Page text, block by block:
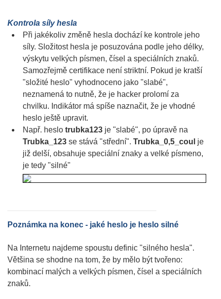
Kontrola síly hesla
Při jakékoliv změně hesla dochází ke kontrole jeho
síly. Složitost hesla je posuzována podle jeho délky,
výskytu velkých písmen, čísel a speciálních znaků.
Samozřejmě certifikace není striktní. Pokud je kratší
"složité heslo" vyhodnoceno jako "slabé",
neznamená to nutně, že je hacker prolomí za
chvilku. Indikátor má spíše naznačit, že je vhodné
heslo ještě upravit.
Např. heslotrubka123 je "slabé", po úpravě na
Trubka_123 se stává "střední".Trubka_0,5_coul je
již delší, obsahuje speciální znaky a velké písmeno,
je tedy "silné"
Poznámka na konec - jaké heslo je heslo silné
Na Internetu najdeme spoustu definic "silného hesla".
Většina se shodne na tom, že by mělo být tvořeno:
kombinací malých a velkých písmen, čísel a speciálních
znaků.